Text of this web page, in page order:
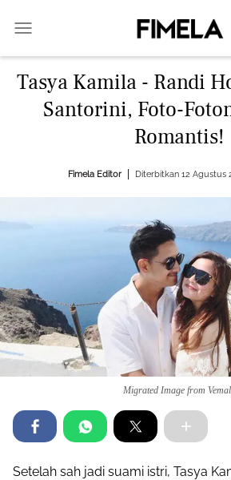
Tasya Kamila - Randi
Santorini, Foto-
Romantis!
Fimela Editor Diterbitkan 12 Agustus
Migrated Image from
Setelah sah jadi suami istri, Tasya